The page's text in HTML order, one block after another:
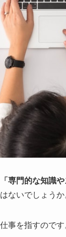
「専門的な知識
ないでしょうか
事を指すのです